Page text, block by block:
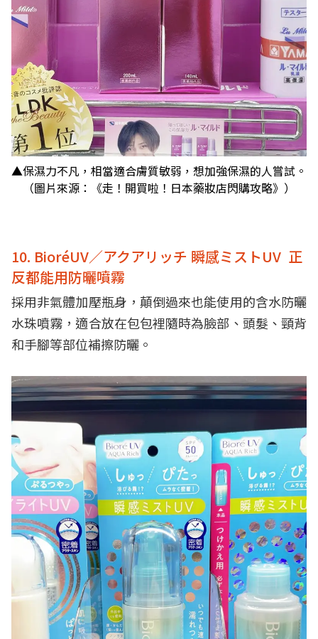
▲保濕力不凡，相當適合膚質敏弱，想加強保濕的人嘗試。
（圖片來源：《走！開買啦！日本藥妝店閃購攻略》）
10. BioréUV／アクアリッチ 瞬感ミストUV 正
反都能用防曬噴霧
採用非氣體加壓瓶身，顛倒過來也能使用的含水防曬
水珠噴霧，適合放在包包裡隨時為臉部、頭髮、頸背
和手腳等部位補擦防曬。